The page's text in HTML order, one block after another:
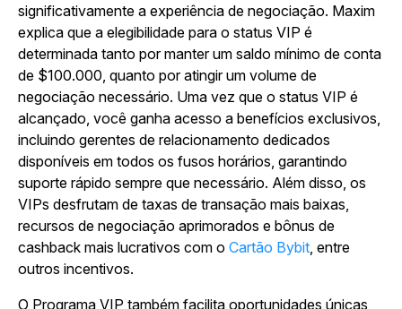
significativamente a experiência de negociação. Maxim
explica que a elegibilidade para o status VIP é
determinada tanto por manter um saldo mínimo de conta
de $100.000, quanto por atingir um volume de
negociação necessário. Uma vez que o status VIP é
alcançado, você ganha acesso a benefícios exclusivos,
incluindo gerentes de relacionamento dedicados
disponíveis em todos os fusos horários, garantindo
suporte rápido sempre que necessário. Além disso, os
VIPs desfrutam de taxas de transação mais baixas,
recursos de negociação aprimorados e bônus de
cashback mais lucrativos com o Cartão Bybit, entre
outros incentivos.
O Programa VIP também facilita oportunidades únicas